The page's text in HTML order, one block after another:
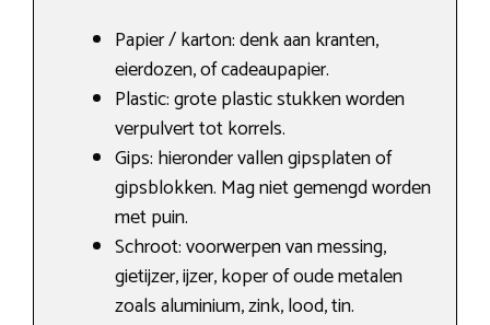
Papier / karton: denk aan kranten,
eierdozen, of cadeaupapier.
Plastic: grote plastic stukken worden
verpulvert tot korrels.
Gips: hieronder vallen gipsplaten of
gipsblokken. Mag niet gemengd worden
met puin.
Schroot: voorwerpen van messing,
gietijzer, ijzer, koper of oude metalen
zoals aluminium, zink, lood, tin.